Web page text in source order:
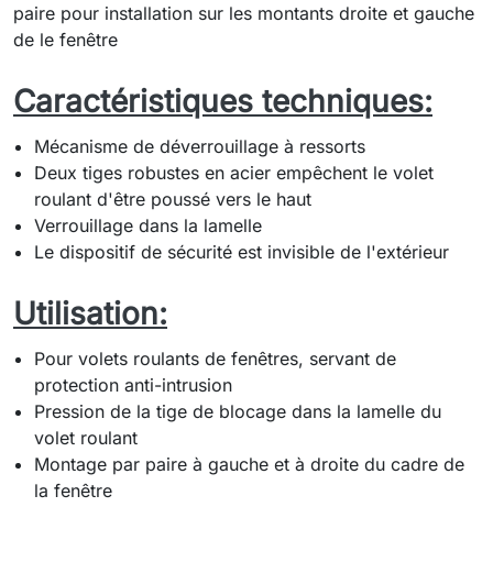
paire pour installation sur les montants droite et gauche
de le fenêtre
Caractéristiques techniques:
Mécanisme de déverrouillage à ressorts
Deux tiges robustes en acier empêchent le volet
roulant d'être poussé vers le haut
Verrouillage dans la lamelle
Le dispositif de sécurité est invisible de l'extérieur
Utilisation:
Pour volets roulants de fenêtres, servant de
protection anti-intrusion
Pression de la tige de blocage dans la lamelle du
volet roulant
Montage par paire à gauche et à droite du cadre de
la fenêtre